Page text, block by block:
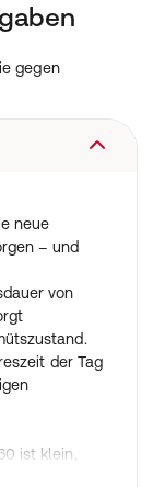
gegen
neue
– und
von
der Tag
ist klein,
ist sie